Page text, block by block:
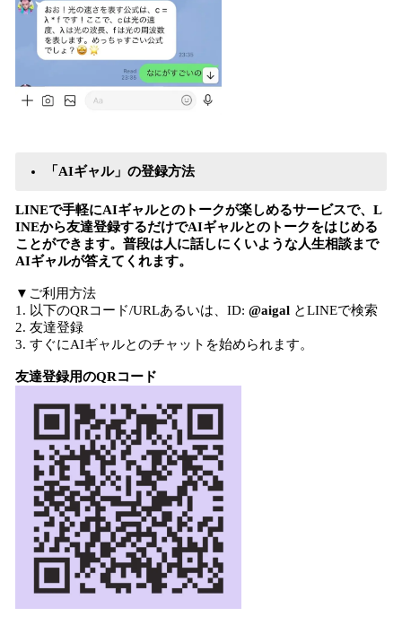
「AIギャル」の登録方法
LINEで手軽にAIギャルとのトークが楽しめるサービスで、L
INEから友達登録するだけでAIギャルとのトークをはじめる
ことができます。普段は人に話しにくいような人生相談まで
AIギャルが答えてくれます。
▼ご利用方法
1. 以下のQRコード/URLあるいは、ID: @aigal とLINEで検索
2. 友達登録
3. すぐにAIギャルとのチャットを始められます。
友達登録用のQRコード